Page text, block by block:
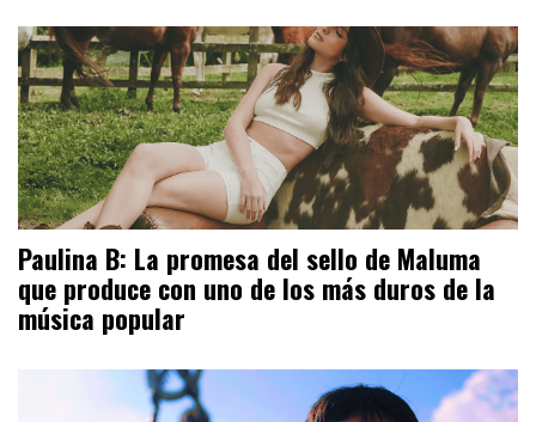
Paulina B: La promesa del sello de Maluma
que produce con uno de los más duros de la
música popular